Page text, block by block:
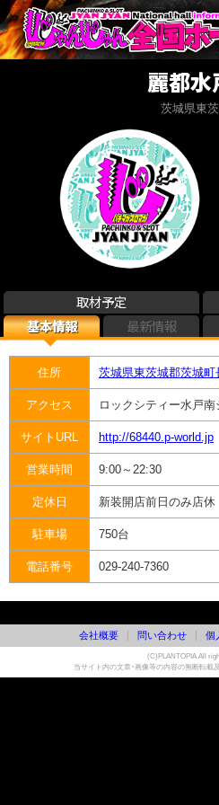
麗都水
茨城県東
取材予定
基本情報
最新情報
住所 茨城県東茨城郡茨城町
アクセス ロックシティー水戸
サイトURL http://68440.p-world.jp
営業時間 9:00～22:30
定休日 新装開店前日のみ店休
駐車場 750台
電話番号 029-240-7360
会社概要 問い合わせ 個
(C)PLANTOPIA All
当サイト内の文章・画像等の内容の無断転